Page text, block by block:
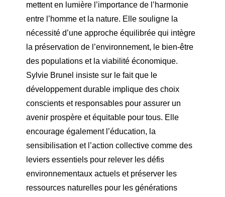
mettent en lumière l’importance de l’harmonie
entre l’homme et la nature. Elle souligne la
nécessité d’une approche équilibrée qui intègre
la préservation de l’environnement, le bien-être
des populations et la viabilité économique.
Sylvie Brunel insiste sur le fait que le
développement durable implique des choix
conscients et responsables pour assurer un
avenir prospère et équitable pour tous. Elle
encourage également l’éducation, la
sensibilisation et l’action collective comme des
leviers essentiels pour relever les défis
environnementaux actuels et préserver les
ressources naturelles pour les générations